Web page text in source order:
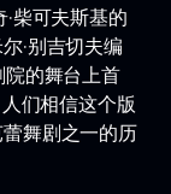
·柴可夫斯基的
·别吉切夫编
院的舞台上首
们相信这个版
舞剧之一的历